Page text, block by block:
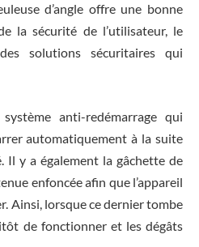
d’angle offre une bonne
la sécurité de l’utilisateur, le
solutions sécuritaires qui
anti-redémarrage qui
automatiquement à la suite
Il y a également la gâchette de
enfoncée afin que l’appareil
Ainsi, lorsque ce dernier tombe
de fonctionner et les dégâts